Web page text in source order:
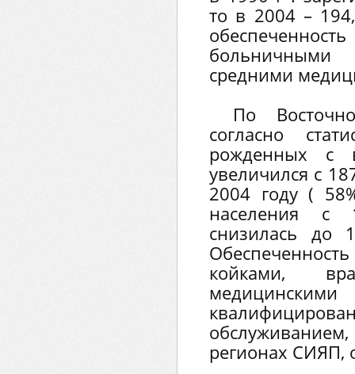
то в 2004 –
средними
По
согласно
рожденных с
увеличился с
2004 году (
населения с
снизилась до
койками,
регионах СИЯП,